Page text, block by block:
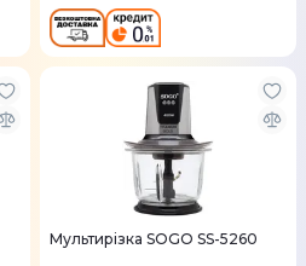
Мультирізка SOGO SS-5260